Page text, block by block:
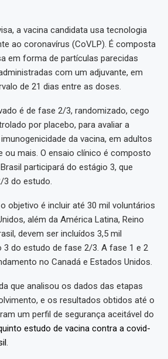
a vacina candidata usa tecnologia
ao coronavírus (CoVLP). É composta
em forma de partículas parecidas
com um adjuvante, em
de 21 dias entre as doses.
é de fase 2/3, randomizado, cego
por placebo, para avaliar a
da vacina, em adultos
ou mais. O ensaio clínico é composto
participará do estágio 3, que
3 do estudo.
objetivo é incluir até 30 mil voluntários
além da América Latina, Reino
devem ser incluídos 3,5 mil
3 do estudo de fase 2/3. A fase 1 e 2
no Canadá e Estados Unidos.
que analisou os dados das etapas
e os resultados obtidos até o
um perfil de segurança aceitável do
estudo de vacina contra a covid-
.